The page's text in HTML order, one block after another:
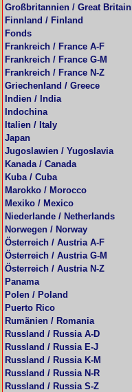
Großbritannien / Great Britain
Finnland / Finland
Fonds
Frankreich / France A-F
Frankreich / France G-M
Frankreich / France N-Z
Griechenland / Greece
Indien / India
Indochina
Italien / Italy
Japan
Jugoslawien / Yugoslavia
Kanada / Canada
Kuba / Cuba
Marokko / Morocco
Mexiko / Mexico
Niederlande / Netherlands
Norwegen / Norway
Österreich / Austria A-F
Österreich / Austria G-M
Österreich / Austria N-Z
Panama
Polen / Poland
Puerto Rico
Rumänien / Romania
Russland / Russia A-D
Russland / Russia E-J
Russland / Russia K-M
Russland / Russia N-R
Russland / Russia S-Z